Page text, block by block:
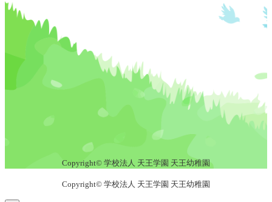
Copyright© 学校法人 天王学園 天王幼稚園
Copyright© 学校法人 天王学園 天王幼稚園